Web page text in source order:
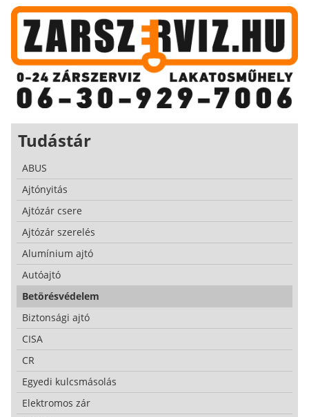
Tudástár
ABUS
Ajtónyitás
Ajtózár csere
Ajtózár szerelés
Alumínium ajtó
Autóajtó
Betörésvédelem
Biztonsági ajtó
CISA
CR
Egyedi kulcsmásolás
Elektromos zár